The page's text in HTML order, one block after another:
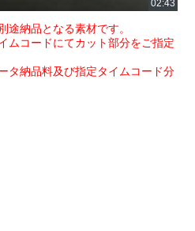
納品となる素材です。
ムコードにてカット部分をご指定
タ納品料及び指定タイムコード分